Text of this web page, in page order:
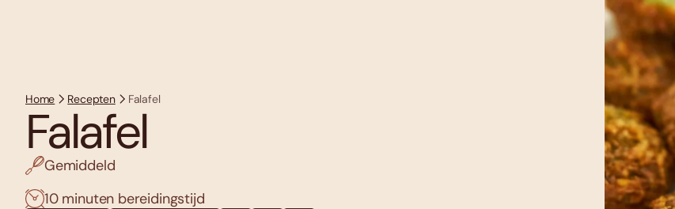
Home Recepten Falafel
Falafel
Gemiddeld
10 minuten bereidingstijd